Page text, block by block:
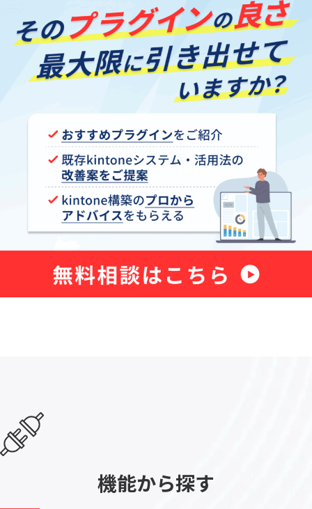
機能から探す